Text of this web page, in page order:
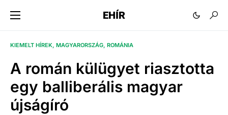
EHÍR
KIEMELT HÍREK MAGYARORSZÁG ROMÁNIA
A román külügyet riasztotta
egy balliberális magyar
újságíró